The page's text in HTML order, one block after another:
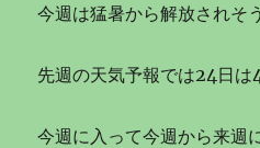
今週は猛暑から解放されそ
先週の天気予報では24日
今週に入って今週から来週